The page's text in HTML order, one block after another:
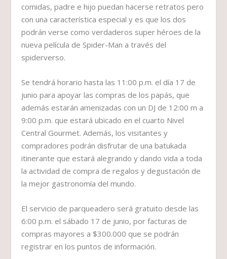
comidas, padre e hijo puedan hacerse retratos pero
con una característica especial y es que los dos
podrán verse como verdaderos super héroes de la
nueva película de Spider-Man a través del
spiderverso.
Se tendrá horario hasta las 11:00 p.m. el día 17 de
junio para apoyar las compras de los papás, que
además estarán amenizadas con un DJ de 12:00 m a
9:00 p.m. que estará ubicado en el cuarto Nivel
Central Gourmet. Además, los visitantes y
compradores podrán disfrutar de una batukada
itinerante que estará alegrando y dando vida a toda
la actividad de compra de regalos y degustación de
la mejor gastronomía del mundo.
El servicio de parqueadero será gratuito desde las
6:00 p.m. el sábado 17 de junio, por facturas de
compras mayores a $300.000 que se podrán
registrar en los puntos de información.